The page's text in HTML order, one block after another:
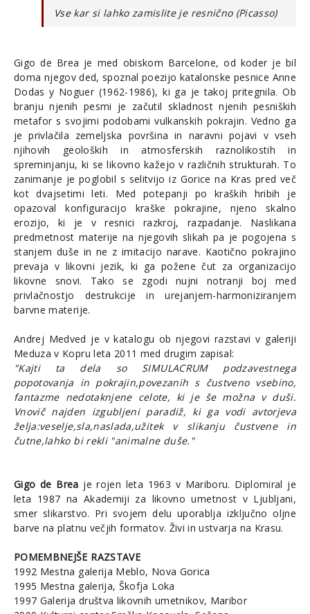
Vse kar si lahko zamislite je resnično(Picasso)
Gigo de Brea je med obiskom Barcelone, od koder je bil
doma njegov ded, spoznal poezijo katalonske pesnice Anne
Dodas y Noguer (1962-1986), ki ga je takoj pritegnila. Ob
branju njenih pesmi je začutil skladnost njenih pesniških
metafor s svojimi podobami vulkanskih pokrajin. Vedno ga
je privlačila zemeljska površina in naravni pojavi v vseh
njihovih geoloških in atmosferskih raznolikostih in
spreminjanju, ki se likovno kažejo v različnih strukturah. To
zanimanje je poglobil s selitvijo iz Gorice na Kras pred več
kot dvajsetimi leti. Med potepanji po kraških hribih je
opazoval konfiguracijo kraške pokrajine, njeno skalno
erozijo, ki je v resnici razkroj, razpadanje. Naslikana
predmetnost materije na njegovih slikah pa je pogojena s
stanjem duše in ne z imitacijo narave. Kaotično pokrajino
prevaja v likovni jezik, ki ga požene čut za organizacijo
likovne snovi. Tako se zgodi nujni notranji boj med
privlačnostjo destrukcije in urejanjem-harmoniziranjem
barvne materije.
Andrej Medved je v katalogu ob njegovi razstavi v galeriji
Meduza v Kopru leta 2011 med drugim zapisal:
"Kajti ta dela so SIMULACRUM podzavestnega
popotovanja in pokrajin,povezanih s čustveno vsebino,
fantazme nedotaknjene celote, ki je še možna v duši.
Vnovič najden izgubljeni paradiž, ki ga vodi avtorjeva
želja:veselje,sla,naslada,užitek v slikanju čustvene in
čutne,lahko bi rekli "animalne duše."
Gigo de Brea je rojen leta 1963 v Mariboru. Diplomiral je
leta 1987 na Akademiji za likovno umetnost v Ljubljani,
smer slikarstvo. Pri svojem delu uporablja izključno oljne
barve na platnu večjih formatov. Živi in ustvarja na Krasu.
POMEMBNEJŠE RAZSTAVE
1992 Mestna galerija Meblo, Nova Gorica
1995 Mestna galerija, Škofja Loka
1997 Galerija društva likovnih umetnikov, Maribor